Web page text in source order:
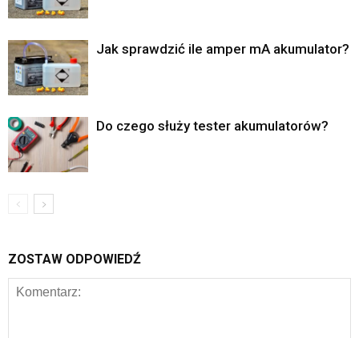
Jak sprawdzić ile amper mA akumulator?
Do czego służy tester akumulatorów?
ZOSTAW ODPOWIEDŹ